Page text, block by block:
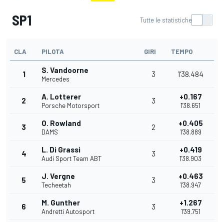
SP1 Tutte le statistiche
CLA PILOTA GIRI TEMPO
1 S. Vandoorne
Mercedes
3 1'38.484
2 A. Lotterer
Porsche Motorsport
3 +0.167
1'38.651
3 O. Rowland
DAMS
2 +0.405
1'38.889
4 L. Di Grassi
Audi Sport Team ABT
3 +0.419
1'38.903
5 J. Vergne
Techeetah
3 +0.463
1'38.947
6 M. Gunther
Andretti Autosport
3 +1.267
1'39.751